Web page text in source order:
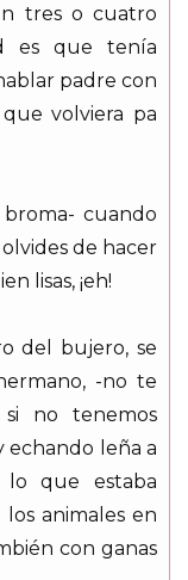
tres o cuatro
es que tenía
padre con
volviera pa
cuando
de hacer
lisas, ¡eh!
del bujero, se
-no te
si no tenemos
echando leña a
que estaba
animales en
con ganas